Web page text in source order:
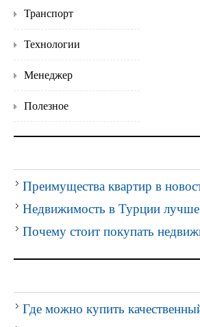
Транспорт
Технологии
Менеджер
Полезное
Преимущества квартир в
Недвижимость в Турции
Почему стоит покупать
Где можно купить